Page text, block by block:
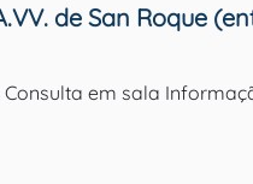
de San Roque
em sala